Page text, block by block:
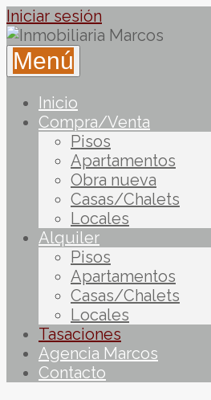
Iniciar sesión
Menú
Inicio
Compra/Venta
Pisos
Apartamentos
Obra nueva
Casas/Chalets
Locales
Alquiler
Pisos
Apartamentos
Casas/Chalets
Locales
Tasaciones
Agencia Marcos
Contacto